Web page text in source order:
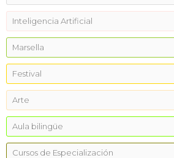
Inteligencia Artificial
Marsella
Festival
Arte
Aula bilingüe
Cursos de Especialización